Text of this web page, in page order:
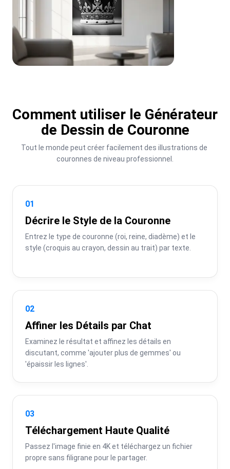
Comment utiliser le Générateur
de Dessin de Couronne
Tout le monde peut créer facilement des illustrations de
couronnes de niveau professionnel.
01
Décrire le Style de la Couronne
Entrez le type de couronne (roi, reine, diadème) et le
style (croquis au crayon, dessin au trait) par texte.
02
Affiner les Détails par Chat
Examinez le résultat et affinez les détails en
discutant, comme 'ajouter plus de gemmes' ou
'épaissir les lignes'.
03
Téléchargement Haute Qualité
Passez l'image finie en 4K et téléchargez un fichier
propre sans filigrane pour le partager.